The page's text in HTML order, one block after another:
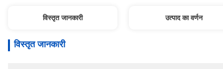
विस्तृत जानकारी उत्पाद का वर्णन
विस्तृत जानकारी